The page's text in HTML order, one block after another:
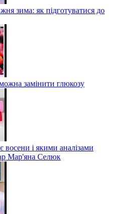
зима: як підготуватися до
замінити глюкозу
восени і якими аналізами
Мар'яна Селюк